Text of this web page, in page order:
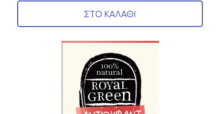
ΣΤΟ ΚΑΛΑΘΙ